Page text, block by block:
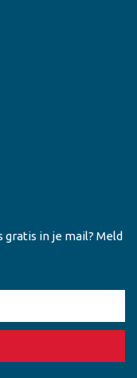
in je mail? Meld